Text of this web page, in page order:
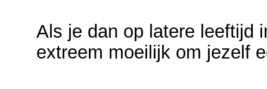
Als je dan op latere leeftijd
extreem moeilijk om jezelf